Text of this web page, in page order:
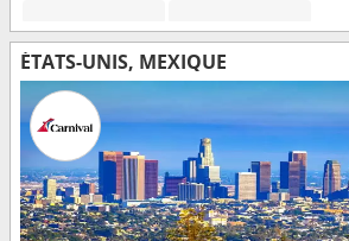
ÉTATS-UNIS, MEXIQUE